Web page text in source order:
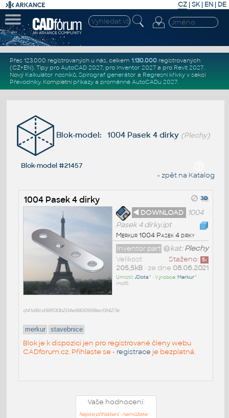
CZ | SK| EN | DE
Přes 123.000 registrovaných u nás, celkem 1.130.000registrovaných
(CZ+EN). Tipy pro AutoCAD 2027, pro Inventor 2027a pro Revit 2027.
Nový Kalkulátor nosníků, Spirograf generátor a Regresní křivkyv sekci
Převodníky. Kompletní příkazya proměnné AutoCADu 2027.
Blok-model: 1004 Pasek 4 dirky (Plechy)
Blok-model #21457
« zpět na Katalog
1004 Pasek 4 dirky
◄ DOWNLOAD
1004
Pasek 4 dirky.ipt
Merkur 1004 Pasek 4 dirky
kat:Plechy
Inventor part
Staženo: 5x
Velikost
205,5kB• ze dne 08.06.2021
Umístil:JSlota^ • Výrobce: Merkur^ •
md5:
d41d8cd98f00b204e9800998ecf8427e
merkur stavebnice
Blok je k dispozici jen pro registrované členy webu
CADforum.cz. Přihlaste se - registrace je bezplatná.
Vaše hodnocení:
Nejste přihlášeni - nemůžete